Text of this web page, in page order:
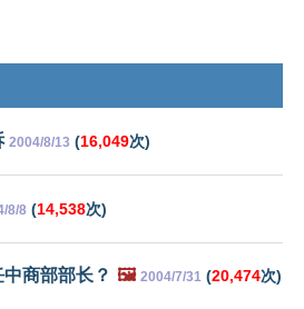
2004/8/13 (16,049次)
8/8 (14,538次)
商部部长？ 🖼️ 2004/7/31 (20,474次)